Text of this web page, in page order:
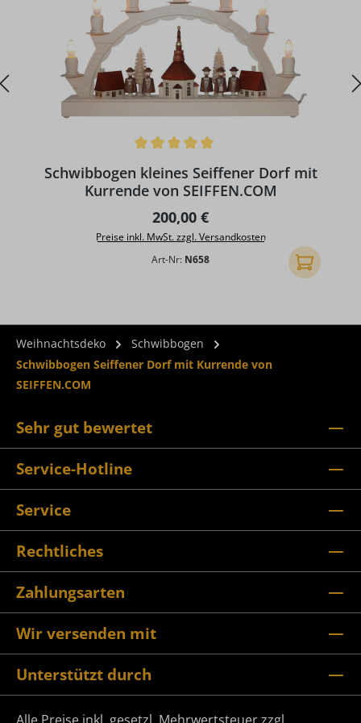
Schwibbogen kleines Seiffener Dorf mit
Kurrende von SEIFFEN.COM
Regulärer Preis:
200,00 €
Preise inkl. MwSt. zzgl. Versandkosten
Art-Nr: N658 In den
Weihnachtsdeko
Schwibbogen
Schwibbogen Seiffener Dorf mit Kurrende von
SEIFFEN.COM
Sehr gut bewertet
Service-Hotline
Service
Rechtliches
Zahlungsarten
Wir versenden mit
Unterstützt durch